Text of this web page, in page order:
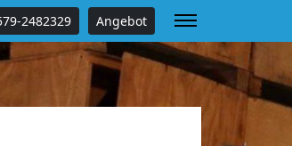
2482329 Angebot